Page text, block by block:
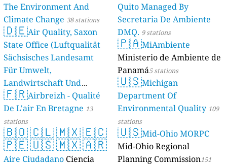
The Environment And
Climate Change 38 stations
🇩🇪Air Quality, Saxon
State Office (Luftqualität
Sächsisches Landesamt
Für Umwelt,
Landwirtschaft Und
Geologie) 50 stations
🇫🇷Airbreizh - Qualité
De L'air En Bretagne 13
stations
🇧🇴🇨🇱🇲🇽🇪🇨
🇵🇪🇺🇸🇲🇽🇦🇷
Aire Ciudadano Ciencia
Quito Managed By
Secretaria De Ambiente
DMQ. 9 stations
🇵🇦MiAmbiente
Ministerio de Ambiente de
Panamá5 stations
🇺🇸Michigan
Department Of
Environmental Quality 109
stations
🇺🇸Mid-Ohio MORPC
Mid-Ohio Regional
Planning Commission151